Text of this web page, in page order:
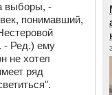
выборы, -
понимавший,
- Ред.) ему
не хотел
ряд